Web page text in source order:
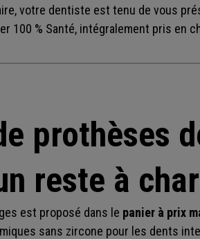
votre dentiste est tenu de vous
100 % Santé, intégralement pris en
prothèses
reste à
est proposé dans le panier à prix
sans zircone pour les dents